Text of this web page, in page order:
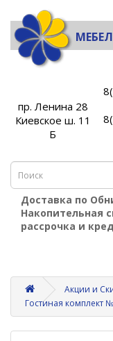
пр. Ленина 28
Киевское ш. 11
Б
Доставка по
Накопительная
рассрочка и
Акции и
Гостиная комплект